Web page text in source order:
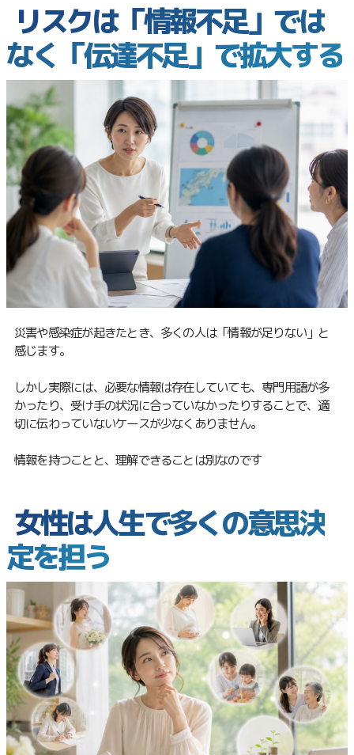
リスクは「情報不足」では
なく「伝達不足」で拡大する
災害や感染症が起きたとき、多くの人は「情報が足りない」と
感じます。
しかし実際には、必要な情報は存在していても、専門用語が多
かったり、受け手の状況に合っていなかったりすることで、適
切に伝わっていないケースが少なくありません。
情報を持つことと、理解できることは別なのです
女性は人生で多くの意思決
定を担う